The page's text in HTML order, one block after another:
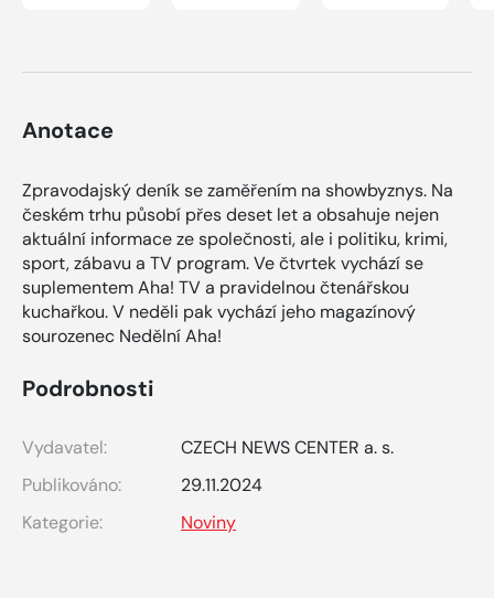
Anotace
Zpravodajský deník se zaměřením na showbyznys. Na
českém trhu působí přes deset let a obsahuje nejen
aktuální informace ze společnosti, ale i politiku, krimi,
sport, zábavu a TV program. Ve čtvrtek vychází se
suplementem Aha! TV a pravidelnou čtenářskou
kuchařkou. V neděli pak vychází jeho magazínový
sourozenec Nedělní Aha!
Podrobnosti
Vydavatel:
CZECH NEWS CENTER a. s.
Publikováno:
29.11.2024
Kategorie:
Noviny